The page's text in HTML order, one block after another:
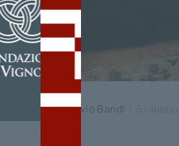
/ Archivio Bandi